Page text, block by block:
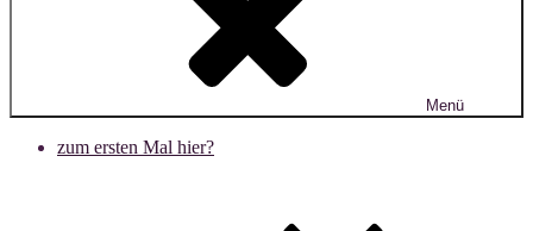
Menü
zum ersten Mal hier?